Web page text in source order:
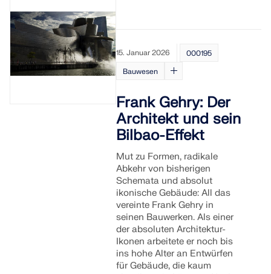
15. Januar 2026
000195
Bauwesen
Frank Gehry: Der
Architekt und sein
Bilbao-Effekt
Mut zu Formen, radikale
Abkehr von bisherigen
Schemata und absolut
ikonische Gebäude: All das
vereinte Frank Gehry in
seinen Bauwerken. Als einer
der absoluten Architektur-
Ikonen arbeitete er noch bis
ins hohe Alter an Entwürfen
für Gebäude, die kaum